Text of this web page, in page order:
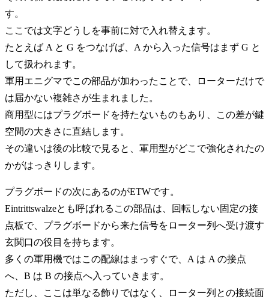
す。
ここでは文字どうしを事前に対で入れ替えます。
たとえば A と G をつなげば、A から入った信号はまず G と
して扱われます。
軍用エニグマでこの部品が加わったことで、ローターだけで
は届かない複雑さが生まれました。
商用型にはプラグボードを持たないものもあり、この差が鍵
空間の大きさに直結します。
その違いは後の比較で見ると、軍用型がどこで強化されたの
かがはっきりします。
プラグボードの次にあるのがETWです。
Eintrittswalzeとも呼ばれるこの部品は、回転しない固定の接
点板で、プラグボードから来た信号をローター列へ受け渡す
玄関口の役目を持ちます。
多くの軍用機ではこの配線はまっすぐで、A は A の接点
へ、B は B の接点へ入っていきます。
ただし、ここは単なる飾りではなく、ローター列との接続面